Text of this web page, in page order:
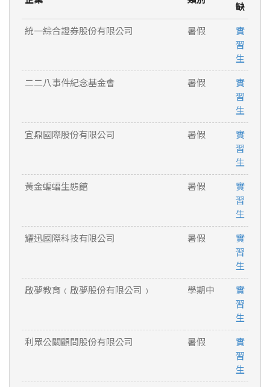
缺
統一綜合證券股份有限公司
暑假
實
習
生
二二八事件紀念基金會
暑假
實
習
生
宜鼎國際股份有限公司
暑假
實
習
生
黃金蝙蝠生態館
暑假
實
習
生
耀迅國際科技有限公司
暑假
實
習
生
啟夢教育﹙啟夢股份有限公司﹚
學期中
實
習
生
利眾公關顧問股份有限公司
暑假
實
習
生